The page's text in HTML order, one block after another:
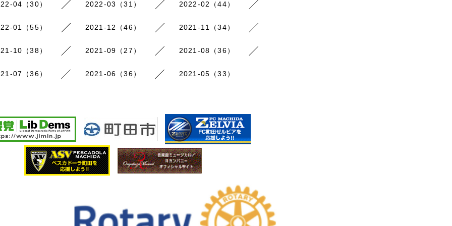
04（30） 2022-03（31） 2022-02（44）
01（55） 2021-12（46） 2021-11（34）
10（38） 2021-09（27） 2021-08（36）
07（36） 2021-06（36） 2021-05（33）